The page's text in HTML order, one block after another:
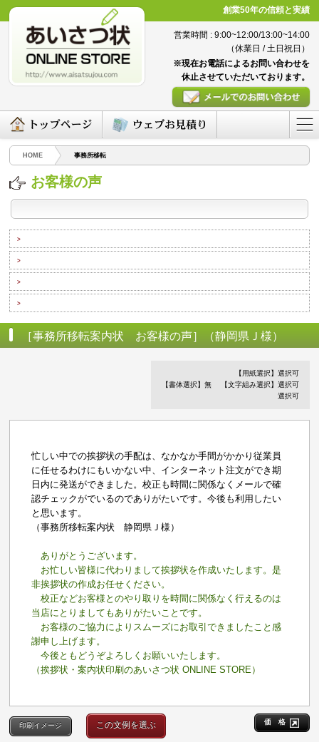
創業50年の信頼と実績
営業時間 : 9:00~12:00/13:00~14:00
（休業日 / 土日祝日）
※現在お電話によるお問い合わせを
休止させていただいております。
HOME 事務所移転
お客様の声
>
>
>
>
［事務所移転案内状 お客様の声］（静岡県Ｊ様）
【用紙選択】選択可
【書体選択】無
【文字組み選択】選択可
選択可
忙しい中での挨拶状の手配は、なかなか手間がかかり従業員
に任せるわけにもいかない中、インターネット注文ができ期
日内に発送ができました。校正も時間に関係なくメールで確
認チェックがでいるのでありがたいです。今後も利用したい
と思います。
（事務所移転案内状 静岡県Ｊ様）
ありがとうございます。
お忙しい皆様に代わりまして挨拶状を作成いたします。是
非挨拶状の作成お任せください。
校正などお客様とのやり取りを時間に関係なく行えるのは
当店にとりましてもありがたいことです。
お客様のご協力によりスムーズにお取引できましたこと感
謝申し上げます。
今後ともどうぞよろしくお願いいたします。
（挨拶状・案内状印刷のあいさつ状 ONLINE STORE）
価 格
印刷イメージ この文例を選ぶ